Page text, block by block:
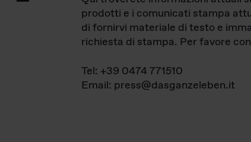
prodotti e i comunicati stampa
di fornirvi materiale di testo e
richiesta di stampa. Per favore
Tel: +39 0474 771510
Email: press@dasganzeleben.it